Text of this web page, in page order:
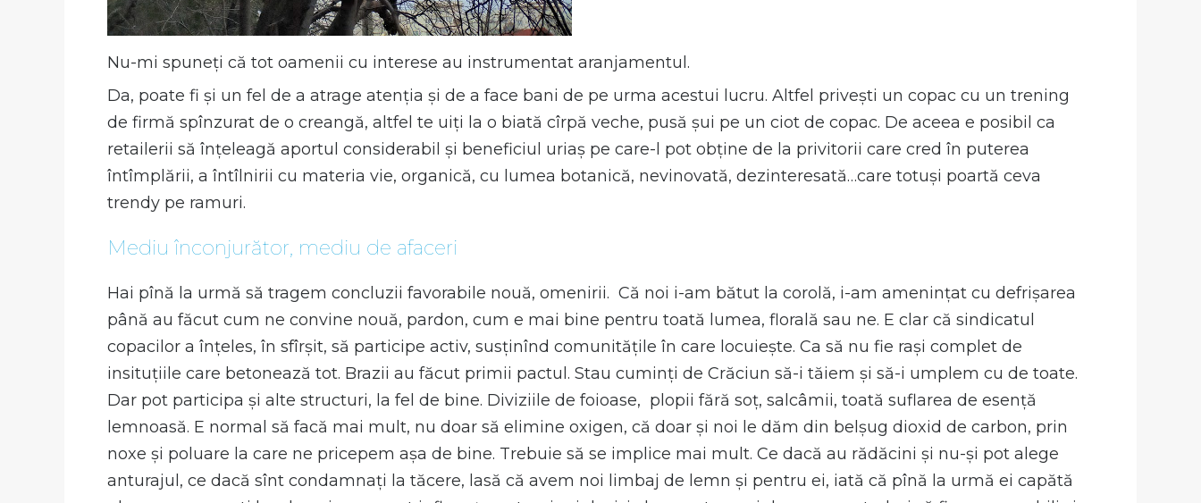
Nu-mi spuneți că tot oamenii cu interese au instrumentat aranjamentul.
Da, poate fi și un fel de a atrage atenția și de a face bani de pe urma acestui lucru. Altfel privești un copac cu un trening
de firmă spînzurat de o creangă, altfel te uiți la o biată cîrpă veche, pusă șui pe un ciot de copac. De aceea e posibil ca
retailerii să înțeleagă aportul considerabil și beneficiul uriaș pe care-l pot obține de la privitorii care cred în puterea
întîmplării, a întîlnirii cu materia vie, organică, cu lumea botanică, nevinovată, dezinteresată…care totuși poartă ceva
trendy pe ramuri.
Mediu înconjurător, mediu de afaceri
Hai pînă la urmă să tragem concluzii favorabile nouă, omenirii. Că noi i-am bătut la corolă, i-am amenințat cu defrișarea
până au făcut cum ne convine nouă, pardon, cum e mai bine pentru toată lumea, florală sau ne. E clar că sindicatul
copacilor a înțeles, în sfîrșit, să participe activ, susținînd comunitățile în care locuiește. Ca să nu fie rași complet de
insituțiile care betonează tot. Brazii au făcut primii pactul. Stau cuminți de Crăciun să-i tăiem și să-i umplem cu de toate.
Dar pot participa și alte structuri, la fel de bine. Diviziile de foioase, plopii fără soț, salcâmii, toată suflarea de esență
lemnoasă. E normal să facă mai mult, nu doar să elimine oxigen, că doar și noi le dăm din belșug dioxid de carbon, prin
noxe și poluare la care ne pricepem așa de bine. Trebuie să se implice mai mult. Ce dacă au rădăcini și nu-și pot alege
anturajul, ce dacă sînt condamnați la tăcere, lasă că avem noi limbaj de lemn și pentru ei, iată că pînă la urmă ei capătă